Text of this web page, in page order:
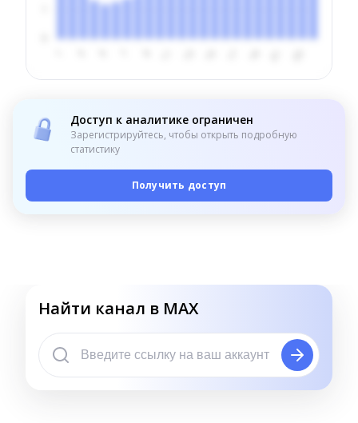
Доступ к аналитике ограничен
Зарегистрируйтесь, чтобы открыть подробную
статистику
Получить доступ
Найти канал в MAX